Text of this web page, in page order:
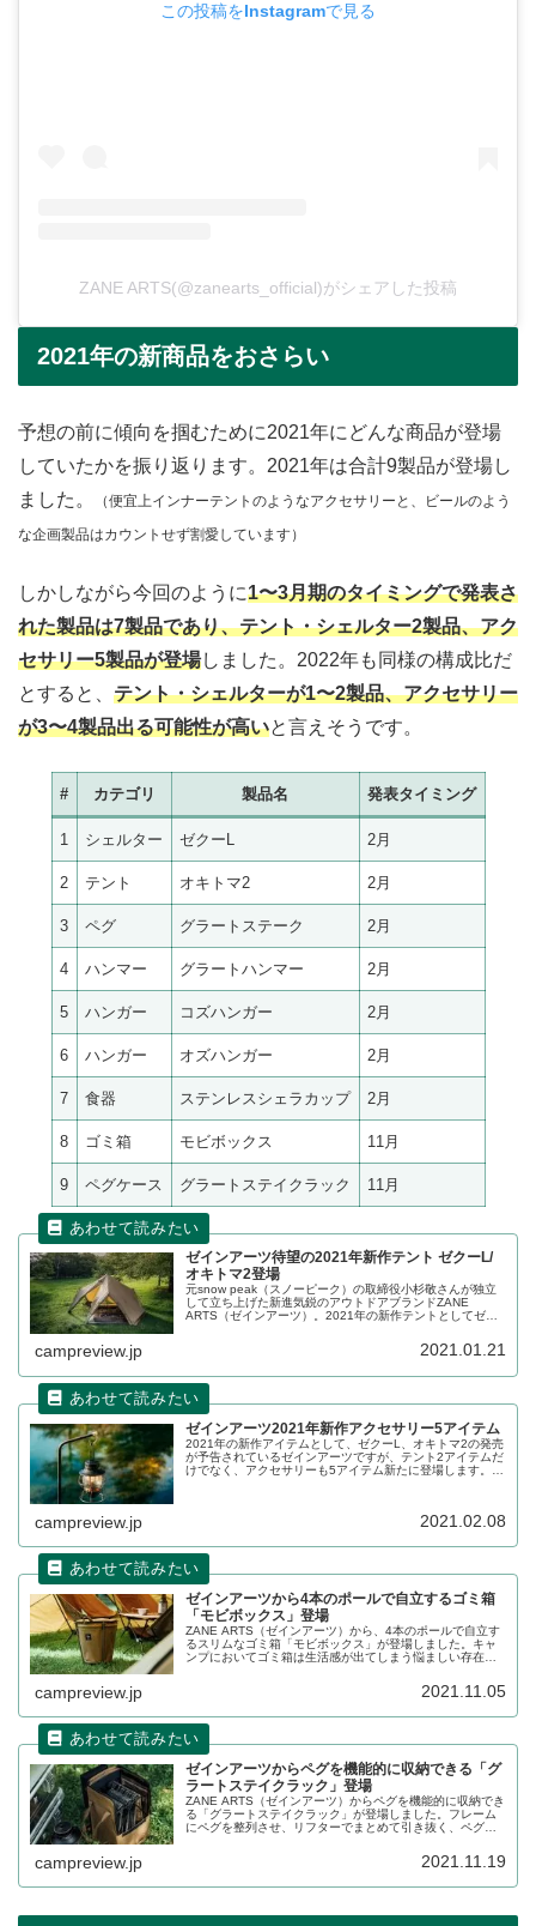
この投稿をInstagramで見る
ZANE ARTS(@zanearts_official)がシェアした投稿
2021年の新商品をおさらい
予想の前に傾向を掴むために2021年にどんな商品が登場
していたかを振り返ります。2021年は合計9製品が登場し
ました。
（便宜上インナーテントのようなアクセサリーと、ビールのよう
な企画製品はカウントせず割愛しています）
しかしながら今回のように1〜3月期のタイミングで発表さ
れた製品は7製品であり、テント・シェルター2製品、アク
セサリー5製品が登場しました。2022年も同様の構成比だ
とすると、 テント・シェルターが1〜2製品、アクセサリー
が3〜4製品出る可能性が高いと言えそうです。
# カテゴリ 製品名 発表タイミング
1 シェルター ゼクーL 2月
2 テント オキトマ2 2月
3 ペグ グラートステーク 2月
4 ハンマー グラートハンマー 2月
5 ハンガー コズハンガー 2月
6 ハンガー オズハンガー 2月
7 食器 ステンレスシェラカップ 2月
8 ゴミ箱 モビボックス 11月
9 ペグケース グラートステイクラック 11月
ゼインアーツ待望の2021年新作テント ゼクーL/
オキトマ2登場
元snow peak（スノーピーク）の取締役小杉敬さんが独立
して立ち上げた新進気鋭のアウトドアブランドZANE
ARTS（ゼインアーツ）。2021年の新作テントとしてゼク
campreview.jp 2021.01.21
ゼインアーツ2021年新作アクセサリー5アイテム
2021年の新作アイテムとして、ゼクーL、オキトマ2の発売
が予告されているゼインアーツですが、テント2アイテムだ
けでなく、アクセサリーも5アイテム新たに登場します。グ
campreview.jp 2021.02.08
ゼインアーツから4本のポールで自立するゴミ箱
「モビボックス」登場
ZANE ARTS（ゼインアーツ）から、4本のポールで自立す
るスリムなゴミ箱「モビボックス」が登場しました。キャ
ンプにおいてゴミ箱は生活感が出てしまう悩ましい存在で
campreview.jp 2021.11.05
ゼインアーツからペグを機能的に収納できる「グ
ラートステイクラック」登場
ZANE ARTS（ゼインアーツ）からペグを機能的に収納でき
る「グラートステイクラック」が登場しました。フレーム
にペグを整列させ、リフターでまとめて引き抜く、ペグ打
campreview.jp 2021.11.19